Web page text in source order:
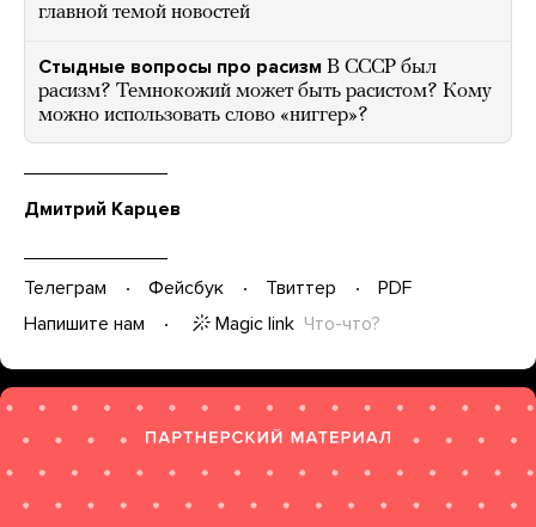
главной темой новостей
Стыдные вопросы про расизм В СССР был
расизм? Темнокожий может быть расистом? Кому
можно использовать слово «ниггер»?
Дмитрий Карцев
Телеграм Фейсбук Твиттер
PDF
Напишите нам
Magic link Что-что?